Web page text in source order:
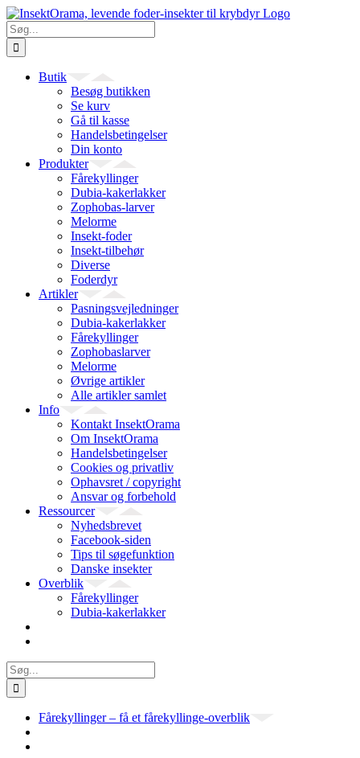
Skip
to
content
Søg
efter:
Butik
Besøg butikken
Se kurv
Gå til kasse
Handelsbetingelser
Din konto
Produkter
Fårekyllinger
Dubia-kakerlakker
Zophobas-larver
Melorme
Insekt-foder
Insekt-tilbehør
Diverse
Foderdyr
Artikler
Pasningsvejledninger
Dubia-kakerlakker
Fårekyllinger
Zophobaslarver
Melorme
Øvrige artikler
Alle artikler samlet
Info
Kontakt InsektOrama
Om InsektOrama
Handelsbetingelser
Cookies og privatliv
Ophavsret / copyright
Ansvar og forbehold
Ressourcer
Nyhedsbrevet
Facebook-siden
Tips til søgefunktion
Danske insekter
Overblik
Fårekyllinger
Dubia-kakerlakker
Søg
efter:
Fårekyllinger – få et fårekyllinge-overblik